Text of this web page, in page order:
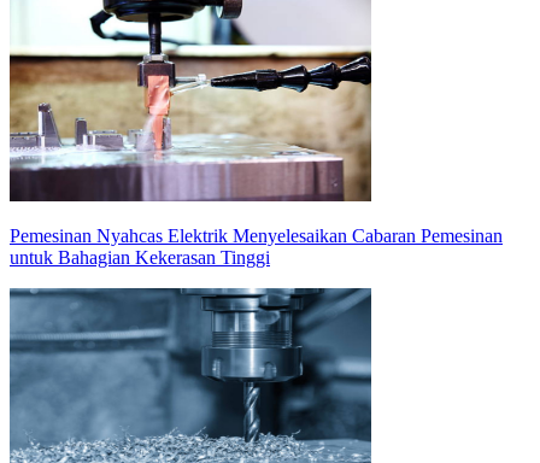
Pemesinan Nyahcas Elektrik Menyelesaikan Cabaran Pemesinan
untuk Bahagian Kekerasan Tinggi